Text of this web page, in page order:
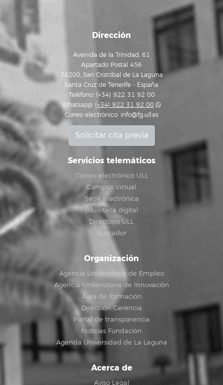
Dirección
Avenida de la Trinidad, 61
Apartado Postal 456
38200, San Cristóbal de La Laguna
Santa Cruz de Tenerife - España
Teléfono: (+34) 922 31 92 00
Whatsapp: (+34) 922 31 92 00
Correo electrónico: info@fg.ull.es
Solicitar cita previa
Servicios telemáticos
Correo electrónico ULL
Campus Virtual
Sede electrónica
Biblioteca digital
Directorio ULL
Buscador
Organización
Agencia Universitaria de Empleo
Agencia Universitaria de Innovación
Área de formación
Dirección Gerencia
Portal de transparencia
Noticias Fundación
Agenda Universidad de La Laguna
Acerca de
Aviso Legal